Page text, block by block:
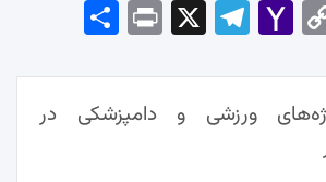
Co
Lin
k
Yah
Mai
l
Tel
am
Pri
ورزشی و دامپزشکی در